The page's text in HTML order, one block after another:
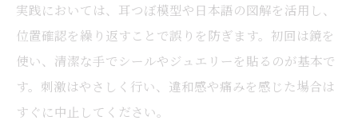
耳つぼで自律神経を整える場所の探し方を
紹介
耳つぼシミュレーションでストレス緩和を
目指すコツ
実践においては、耳つぼ模型や日本語の図解を活用し、
位置確認を繰り返すことで誤りを防ぎます。初回は鏡を
使い、清潔な手でシールやジュエリーを貼るのが基本で
す。刺激はやさしく行い、違和感や痛みを感じた場合は
すぐに中止してください。